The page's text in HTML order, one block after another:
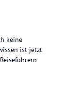
keine
ist jetzt